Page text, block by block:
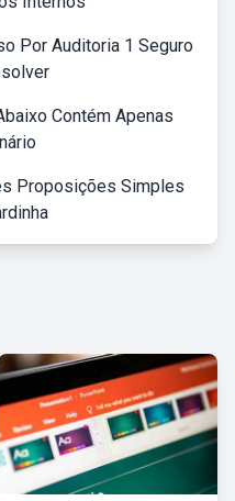
Por Auditoria 1 Seguro
Contém Apenas
Proposições Simples